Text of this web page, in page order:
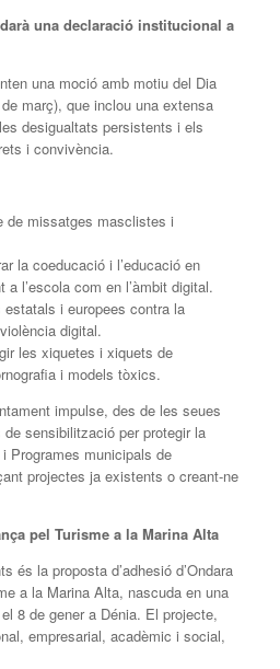
una declaració institucional a
una moció amb motiu del Dia
març), que inclou una extensa
desigualtats persistents i els
i convivència.
de missatges masclistes i
la coeducació i l’educació en
l’escola com en l’àmbit digital.
i europees contra la
digital.
les xiquetes i xiquets de
i models tòxics.
impulse, des de les seues
sensibilització per protegir la
Programes municipals de
projectes ja existents o creant-ne
pel Turisme a la Marina Alta
és la proposta d’adhesió d’Ondara
a la Marina Alta, nascuda en una
8 de gener a Dénia. El projecte,
empresarial, acadèmic i social,